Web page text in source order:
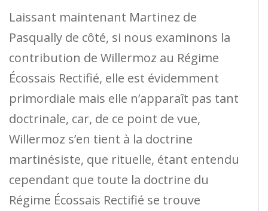
Laissant maintenant Martinez de
Pasqually de côté, si nous examinons la
contribution de Willermoz au Régime
Écossais Rectifié, elle est évidemment
primordiale mais elle n’apparaît pas tant
doctrinale, car, de ce point de vue,
Willermoz s’en tient à la doctrine
martinésiste, que rituelle, étant entendu
cependant que toute la doctrine du
Régime Écossais Rectifié se trouve